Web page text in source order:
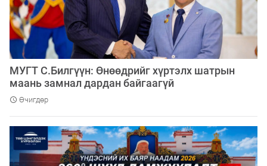
МУГТ С.Билгүүн: Өнөөдрийг хүртэлх шатрын
маань замнал дардан байгаагүй
Өчигдөр